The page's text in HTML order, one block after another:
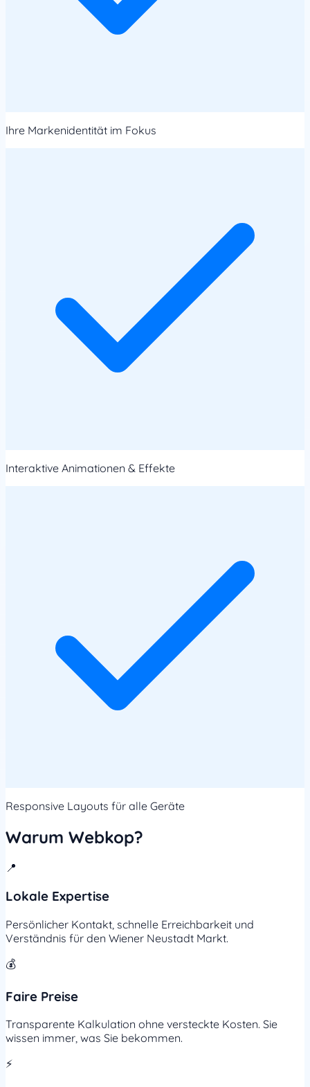
Ihre Markenidentität im Fokus
Interaktive Animationen & Effekte
Responsive Layouts für alle Geräte
Warum Webkop?
📍
Lokale Expertise
Persönlicher Kontakt, schnelle Erreichbarkeit und
Verständnis für den Wiener Neustadt Markt.
💰
Faire Preise
Transparente Kalkulation ohne versteckte Kosten. Sie
wissen immer, was Sie bekommen.
⚡